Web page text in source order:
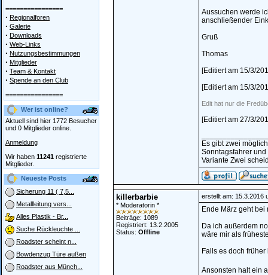
================
· Regionalforen
· Galerie
· Downloads
· Web-Links
· Nutzungsbestimmungen
· Mitglieder
· Team & Kontakt
· Spende an den Club
================
Wer ist online?
Aktuell sind hier 1772 Besucher
und 0 Mitglieder online.
Anmeldung
Wir haben 11241 registrierte
Mitglieder.
Neueste Posts
Sicherung 11 ( 7,5...
Metallleitung vers...
Alles Plastik - Br...
Suche Rückleuchte ...
Roadster scheint n...
Bowdenzug Türe außen
Roadster aus Münch...
Aussuchen werde
anschließender
Gruß
Thomas
[Editiert am 15/3/
[Editiert am 15/3/
Edit hat nur die
[Editiert am 27/3/
Es gibt zwei
Sonntagsfahrer und
Variante Zwei
killerbarbie
* Moderatorin *
Beiträge: 1089
Registriert: 13.2.2005
Status: Offline
erstellt am: 15.3.2016
Ende März geht
Da ich außerdem
wäre mir als
Falls es doch
Ansonsten halt ein